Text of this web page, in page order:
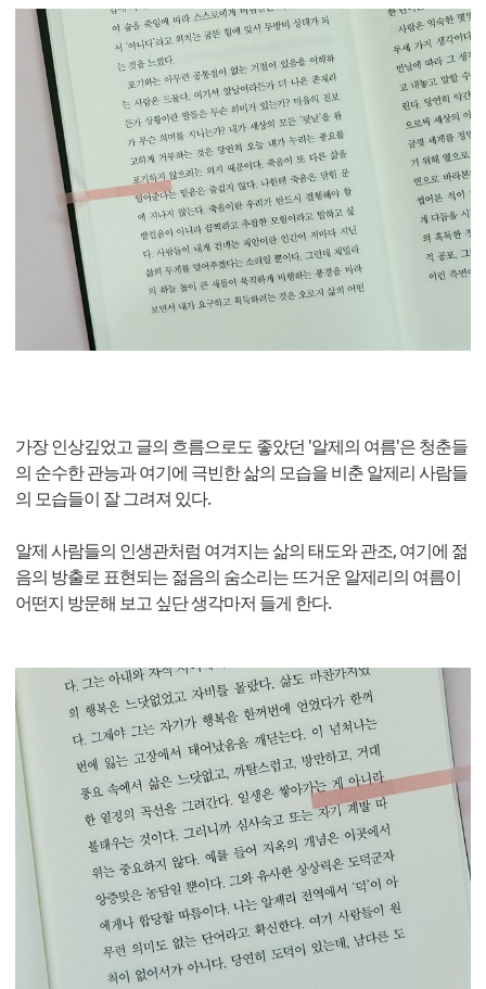
가장 인상깊었고 글의 흐름으로도 좋았던 '알제의 여름'은 청춘들
의 순수한 관능과 여기에 극빈한 삶의 모습을 비춘 알제리 사람들
의 모습들이 잘 그려져 있다.
알제 사람들의 인생관처럼 여겨지는 삶의 태도와 관조, 여기에 젊
음의 방출로 표현되는 젊음의 숨소리는 뜨거운 알제리의 여름이
어떤지 방문해 보고 싶단 생각마저 들게 한다.